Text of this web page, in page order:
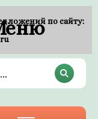
по сайту: